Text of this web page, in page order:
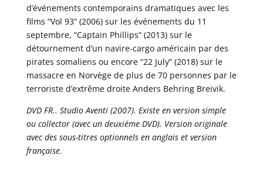
d’événements contemporains dramatiques avec les
films “Vol 93” (2006) sur les événements du 11
septembre, “Captain Phillips” (2013) sur le
détournement d’un navire-cargo américain par des
pirates somaliens ou encore “22 July” (2018) sur le
massacre en Norvège de plus de 70 personnes par le
terroriste d’extrême droite Anders Behring Breivik.
DVD FR.. Studio Aventi (2007). Existe en version simple
ou collector (avec un deuxième DVD). Version originale
avec des sous-titres optionnels en anglais et version
française.